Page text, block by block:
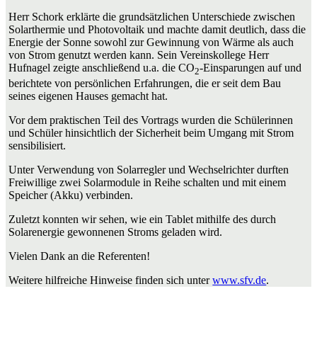
Herr Schork erklärte die grundsätzlichen Unterschiede zwischen
Solarthermie und Photovoltaik und machte damit deutlich, dass die
Energie der Sonne sowohl zur Gewinnung von Wärme als auch
von Strom genutzt werden kann. Sein Vereinskollege Herr
Hufnagel zeigte anschließend u.a. die CO2-Einsparungen auf und
berichtete von persönlichen Erfahrungen, die er seit dem Bau
seines eigenen Hauses gemacht hat.
Vor dem praktischen Teil des Vortrags wurden die Schülerinnen
und Schüler hinsichtlich der Sicherheit beim Umgang mit Strom
sensibilisiert.
Unter Verwendung von Solarregler und Wechselrichter durften
Freiwillige zwei Solarmodule in Reihe schalten und mit einem
Speicher (Akku) verbinden.
Zuletzt konnten wir sehen, wie ein Tablet mithilfe des durch
Solarenergie gewonnenen Stroms geladen wird.
Vielen Dank an die Referenten!
Weitere hilfreiche Hinweise finden sich unterwww.sfv.de.